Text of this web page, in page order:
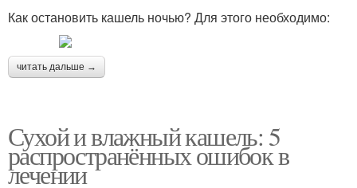
Как остановить кашель ночью? Для этого необходимо:
читать дальше →
Сухой и влажный кашель: 5
распространённых ошибок в
лечении